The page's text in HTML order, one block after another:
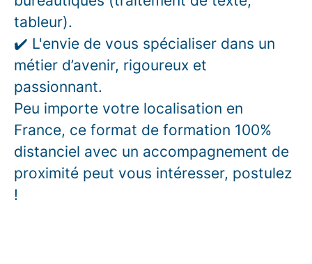
tableur).
✔️ L'envie de vous spécialiser dans un
métier d’avenir, rigoureux et
passionnant.
Peu importe votre localisation en
France, ce format de formation 100%
distanciel avec un accompagnement de
proximité peut vous intéresser, postulez
!